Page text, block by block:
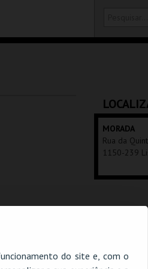
do site e, com o
MORADA
Rua da
1150-239